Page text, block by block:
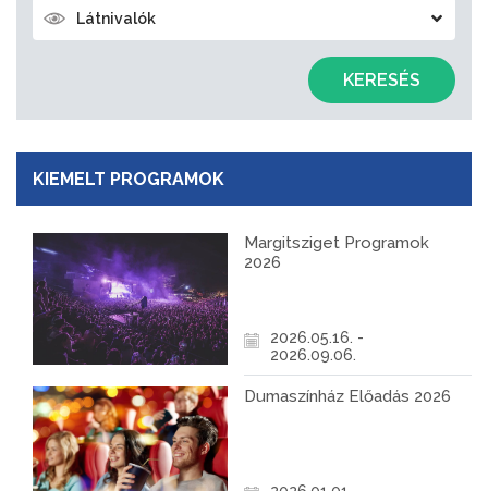
Látnivalók
KERESÉS
KIEMELT PROGRAMOK
Margitsziget Programok
2026
2026.05.16. -
2026.09.06.
Dumaszínház Előadás 2026